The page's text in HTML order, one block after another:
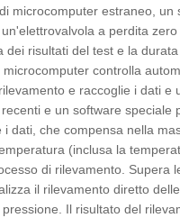
microcomputer estraneo, un
a perdita
dei risultati del test e la
controlla
e raccoglie i dati e
e un software speciale
i dati, che compensa nella
(inclusa la
di rilevamento. Supera
il rilevamento diretto
Il risultato del